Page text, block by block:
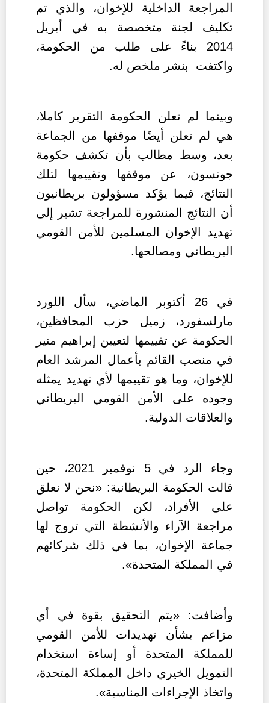
المراجعة الداخلية للإخوان، والذي تم
تكليف لجنة متخصصة به في أبريل
2014 بناءً على طلب من الحكومة،
واكتفت بنشر ملخص له.
وبينما لم تعلن الحكومة التقرير كاملا،
هي لم تعلن أيضًا موقفها من الجماعة
بعد، وسط مطالب بأن تكشف حكومة
جونسون، عن موقفها وتقييمها لتلك
النتائج، فيما يؤكد مسؤولون بريطانيون
أن النتائج المنشورة للمراجعة تشير إلى
تهديد الإخوان المسلمين للأمن القومي
البريطاني ومصالحها.
في 26 أكتوبر الماضي، سأل اللورد
مارلسفورد، زميل حزب المحافظين،
الحكومة عن تقييمها لتعيين إبراهيم منير
في منصب القائم بأعمال المرشد العام
للإخوان، وما هو تقييمها لأي تهديد يمثله
وجوده على الأمن القومي البريطاني
والعلاقات الدولية.
وجاء الرد في 5 نوفمبر 2021، حين
قالت الحكومة البريطانية: «نحن لا نعلق
على الأفراد، لكن الحكومة تواصل
مراجعة الآراء والأنشطة التي تروج لها
جماعة الإخوان، بما في ذلك شركائهم
في المملكة المتحدة».
وأضافت: «يتم التحقيق بقوة في أي
مزاعم بشأن تهديدات للأمن القومي
للمملكة المتحدة أو إساءة استخدام
التمويل الخيري داخل المملكة المتحدة،
واتخاذ الإجراءات المناسبة».